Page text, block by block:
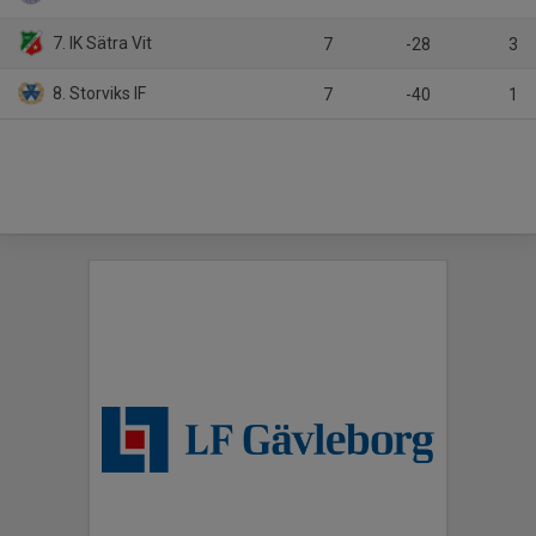
7. IK Sätra Vit 7 -28 3
8. Storviks IF 7 -40 1